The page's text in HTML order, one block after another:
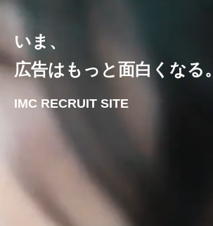
いま、
広告はもっと面白くなる。
IMC RECRUIT SITE